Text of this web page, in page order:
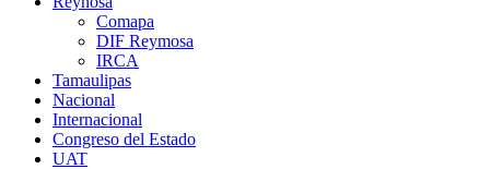
Comapa
DIF Reymosa
IRCA
Tamaulipas
Nacional
Internacional
Congreso del Estado
UAT